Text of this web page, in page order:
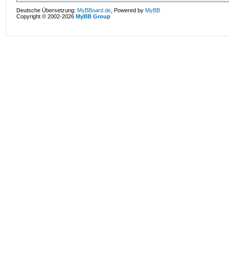
Deutsche Übersetzung:MyBBoard.de , Powered byMyBB
Copyright © 2002-2026MyBB Group